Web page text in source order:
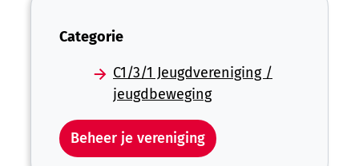
Categorie
C1/3/1 Jeugdvereniging /
jeugdbeweging
Beheer je vereniging